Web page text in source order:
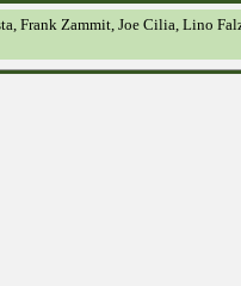
Frank Zammit, Joe Cilia, Lino